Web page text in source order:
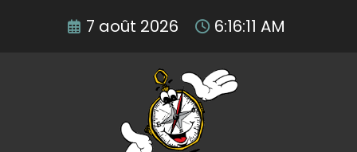
7 août 2026 6:16:12 AM